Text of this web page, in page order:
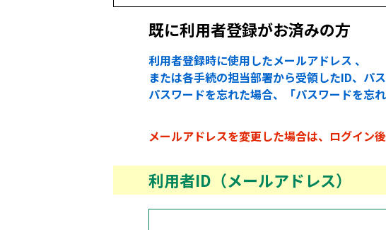
既に利用者登録がお済みの方
利用者登録時に使用したメールアドレス 、
または各手続の担当部署から受領したID、パ
パスワードを忘れた場合、「パスワードを忘
メールアドレスを変更した場合は、ログイン
利用者ID（メールアドレス）